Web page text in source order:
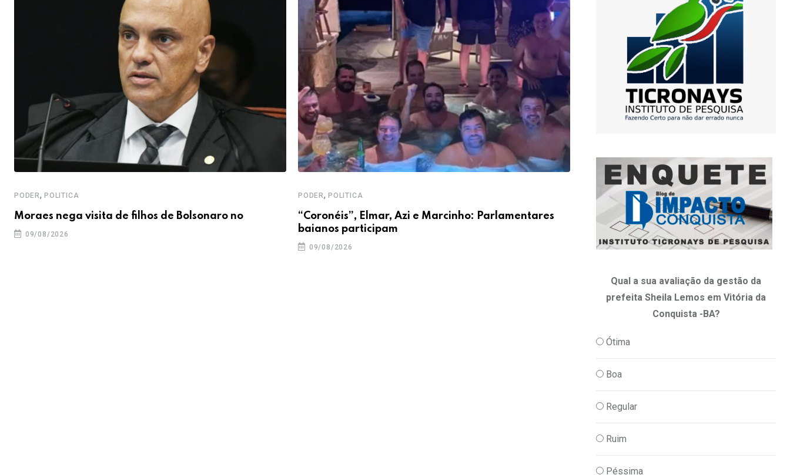
PODER, POLITICA
Moraes nega visita de filhos de Bolsonaro no
09/08/2026
PODER, POLITICA
“Coronéis”, Elmar, Azi e Marcinho: Parlamentares
baianos participam
09/08/2026
PODER , POLITICA
TSE cria conselho para monitorar
08/08/2026
Qual a sua avaliação da gestão da
prefeita Sheila Lemos em Vitória da
Conquista -BA?
Ótima
Boa
Regular
Ruim
Péssima